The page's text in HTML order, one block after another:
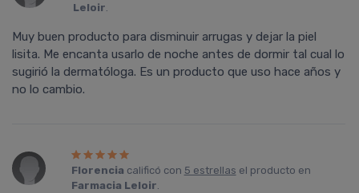
Leloir.
Muy buen producto para disminuir arrugas y dejar la piel
lisita. Me encanta usarlo de noche antes de dormir tal cual lo
sugirió la dermatóloga. Es un producto que uso hace años y
no lo cambio.
Florencia calificó con 5 estrellas el producto en
Farmacia Leloir.